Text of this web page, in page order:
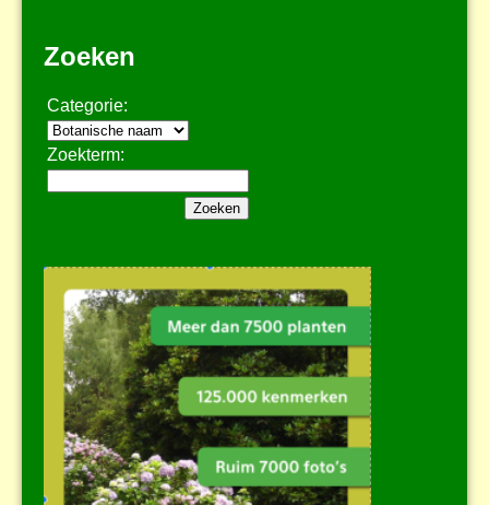
Zoeken
Categorie:
Zoekterm: